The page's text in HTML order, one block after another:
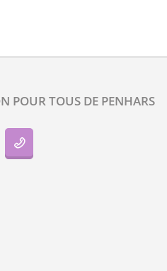
POUR TOUS DE PENHARS